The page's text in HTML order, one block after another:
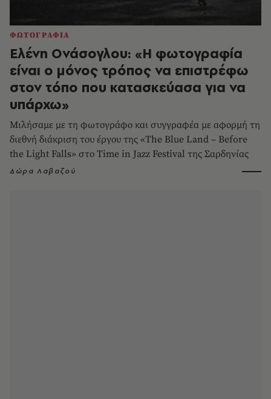
ΦΩΤΟΓΡΑΦΙΑ
Ελένη Ονάσογλου: «Η φωτογραφία
είναι ο μόνος τρόπος να επιστρέφω
στον τόπο που κατασκεύασα για να
υπάρχω»
Μιλήσαμε με τη φωτογράφο και συγγραφέα με αφορμή τη
διεθνή διάκριση του έργου της «The Blue Land – Before
the Light Falls» στο Time in Jazz Festival της Σαρδηνίας
Δώρα Λαβαζού